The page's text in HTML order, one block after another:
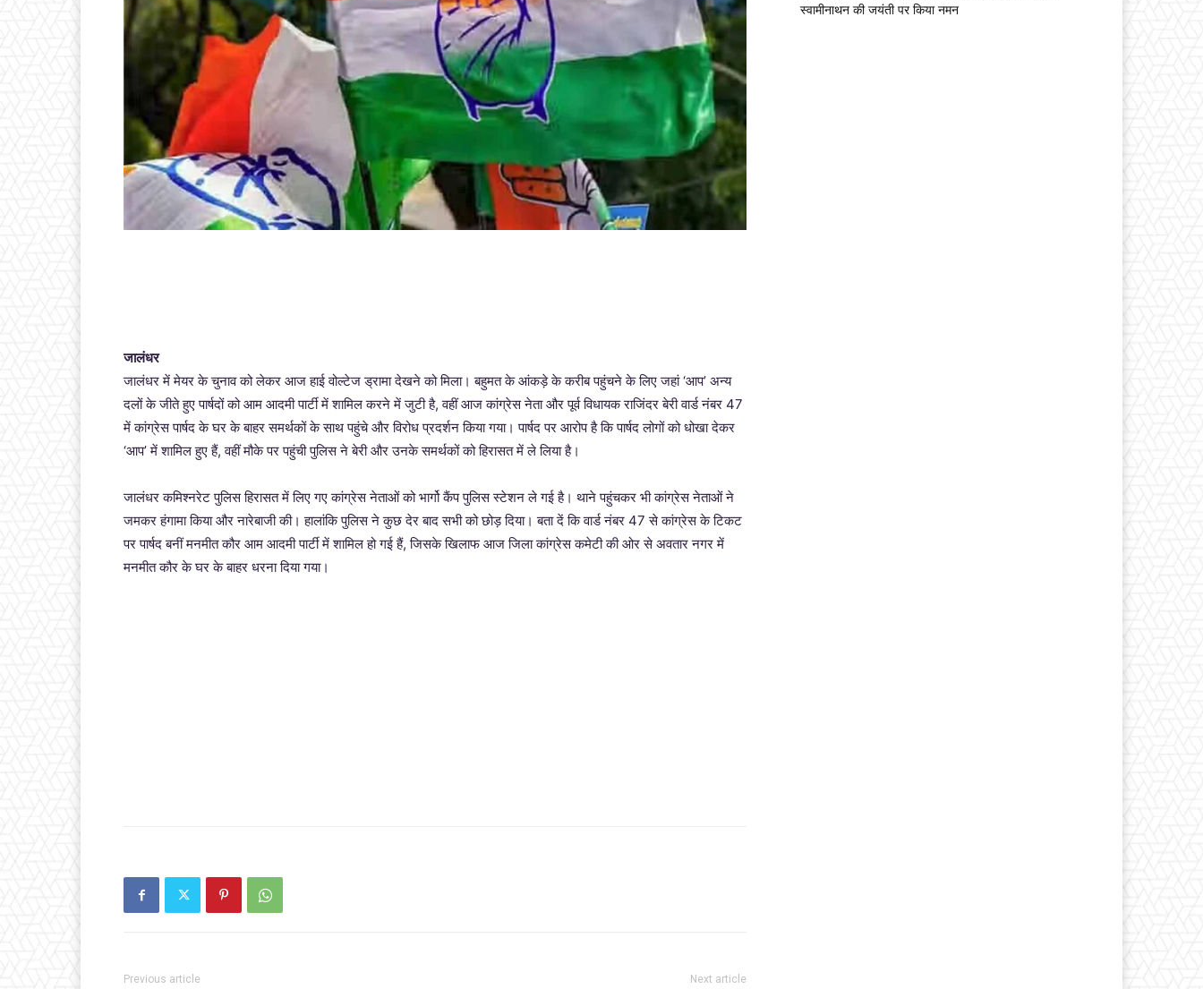
जालंधर
जालंधर में मेयर के चुनाव को लेकर आज हाई वोल्टेज ड्रामा देखने को मिला। बहुमत के आंकड़े के करीब पहुंचने के लिए जहां ‘आप’ अन्य
दलों के जीते हुए पार्षदों को आम आदमी पार्टी में शामिल करने में जुटी है, वहीं आज कांग्रेस नेता और पूर्व विधायक राजिंदर बेरी वार्ड नंबर 47
में कांग्रेस पार्षद के घर के बाहर समर्थकों के साथ पहुंचे और विरोध प्रदर्शन किया गया। पार्षद पर आरोप है कि पार्षद लोगों को धोखा देकर
‘आप’ में शामिल हुए हैं, वहीं मौके पर पहुंची पुलिस ने बेरी और उनके समर्थकों को हिरासत में ले लिया है।
जालंधर कमिश्नरेट पुलिस हिरासत में लिए गए कांग्रेस नेताओं को भार्गो कैंप पुलिस स्टेशन ले गई है। थाने पहुंचकर भी कांग्रेस नेताओं ने
जमकर हंगामा किया और नारेबाजी की। हालांकि पुलिस ने कुछ देर बाद सभी को छोड़ दिया। बता दें कि वार्ड नंबर 47 से कांग्रेस के टिकट
पर पार्षद बनीं मनमीत कौर आम आदमी पार्टी में शामिल हो गई हैं, जिसके खिलाफ आज जिला कांग्रेस कमेटी की ओर से अवतार नगर में
मनमीत कौर के घर के बाहर धरना दिया गया।
Previous article Next article
स्वामीनाथन की जयंती पर किया नमन